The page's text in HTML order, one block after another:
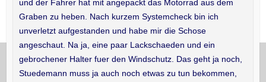
und der Fahrer hat mit angepackt das Motorrad aus dem
Graben zu heben. Nach kurzem Systemcheck bin ich
unverletzt aufgestanden und habe mir die Schose
angeschaut. Na ja, eine paar Lackschaeden und ein
gebrochener Halter fuer den Windschutz. Das geht ja noch,
Stuedemann muss ja auch noch etwas zu tun bekommen,